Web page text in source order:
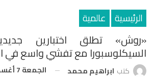
الرئيسية عالمية
«روش» تطلق اختبارين
السيكلوسبورا مع تفشي واسع في
كتب ابراهيم محمد الجمعة 7 أغسطس, 2026 3:25 م